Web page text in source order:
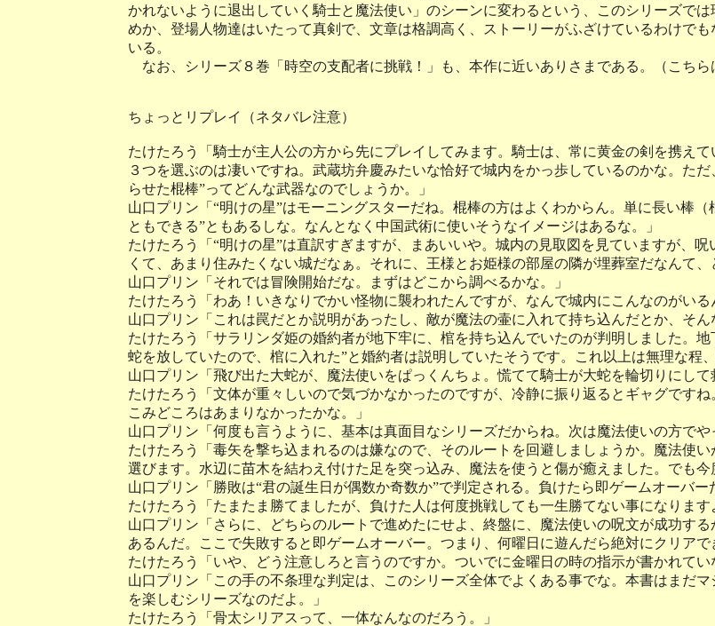
かれないように退出していく騎士と魔法使い」のシーンに変わるという、このシリーズで
めか、登場人物達はいたって真剣で、文章は格調高く、ストーリーがふざけているわけで
いる。
なお、シリーズ８巻「時空の支配者に挑戦！」も、本作に近いありさまである。（こちら
ちょっとリプレイ（ネタバレ注意）
たけたろう「騎士が主人公の方から先にプレイしてみます。騎士は、常に黄金の剣を携え
３つを選ぶのは凄いですね。武蔵坊弁慶みたいな恰好で城内をかっ歩しているのかな。た
らせた棍棒”ってどんな武器なのでしょうか。」
山口プリン「“明けの星”はモーニングスターだね。棍棒の方はよくわからん。単に長い棒
ともできる”ともあるしな。なんとなく中国武術に使いそうなイメージはあるな。」
たけたろう「“明けの星”は直訳すぎますが、まあいいや。城内の見取図を見ていますが、
くて、あまり住みたくない城だなぁ。それに、王様とお姫様の部屋の隣が埋葬室だなんて、
山口プリン「それでは冒険開始だな。まずはどこから調べるかな。」
たけたろう「わあ！いきなりでかい怪物に襲われたんですが、なんで城内にこんなのがいる
山口プリン「これは罠だとか説明があったし、敵が魔法の壷に入れて持ち込んだとか、そん
たけたろう「サラリンダ姫の婚約者が地下牢に、棺を持ち込んでいたのが判明しました。
蛇を放していたので、棺に入れた”と婚約者は説明していたそうです。これ以上は無理な程
山口プリン「飛び出た大蛇が、魔法使いをぱっくんちょ。慌てて騎士が大蛇を輪切りにし
たけたろう「文体が重々しいので気づかなかったのですが、冷静に振り返るとギャグです
こみどころはあまりなかったかな。」
山口プリン「何度も言うように、基本は真面目なシリーズだからね。次は魔法使いの方でや
たけたろう「毒矢を撃ち込まれるのは嫌なので、そのルートを回避しましょうか。魔法使
選びます。水辺に苗木を結わえ付けた足を突っ込み、魔法を使うと傷が癒えました。でも今
山口プリン「勝敗は“君の誕生日が偶数か奇数か”で判定される。負けたら即ゲームオーバー
たけたろう「たまたま勝てましたが、負けた人は何度挑戦しても一生勝てない事になります
山口プリン「さらに、どちらのルートで進めたにせよ、終盤に、魔法使いの呪文が成功す
あるんだ。ここで失敗すると即ゲームオーバー。つまり、何曜日に遊んだら絶対にクリアで
たけたろう「いや、どう注意しろと言うのですか。ついでに金曜日の時の指示が書かれてい
山口プリン「この手の不条理な判定は、このシリーズ全体でよくある事でな。本書はまだ
を楽しむシリーズなのだよ。」
たけたろう「骨太シリアスって、一体なんなのだろう。」